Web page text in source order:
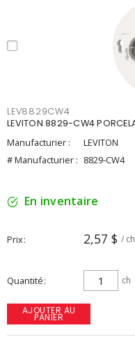
LEV8829CW4
LEVITON 8829-CW4
Manufacturier :
LEVITON
# Manufacturier : 8829-CW4
En inventaire
Prix 2,57 $ / ch
Quantité ch
AJOUTER AU
PANIER